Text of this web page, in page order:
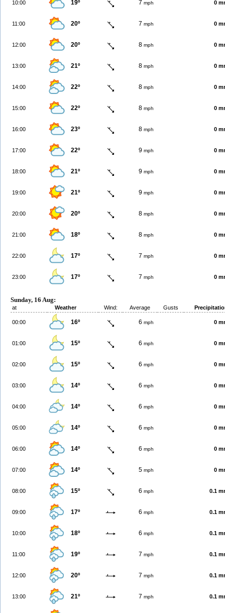
10:00 19º 7 mph 0
11:00 20º 7 mph 0
12:00 20º 8 mph 0
13:00 21º 8 mph 0
14:00 22º 8 mph 0
15:00 22º 8 mph 0
16:00 23º 8 mph 0
17:00 22º 9 mph 0
18:00 21º 9 mph 0
19:00 21º 9 mph 0
20:00 20º 8 mph 0
21:00 18º 8 mph 0
22:00 17º 7 mph 0
23:00 17º 7 mph 0
Sunday, 16 Aug:
at Weather Wind: Average Gusts
00:00 16º 6 mph 0
01:00 15º 6 mph 0
02:00 15º 6 mph 0
03:00 14º 6 mph 0
04:00 14º 6 mph 0
05:00 14º 6 mph 0
06:00 14º 6 mph 0
07:00 14º 5 mph 0
08:00 15º 6 mph 0.1
09:00 17º 6 mph 0.1
10:00 18º 6 mph 0.1
11:00 19º 7 mph 0.1
12:00 20º 7 mph 0.1
13:00 21º 7 mph 0.1